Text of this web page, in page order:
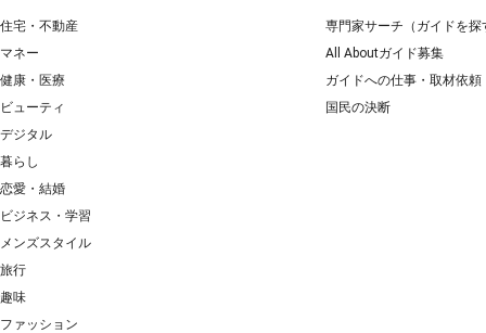
住宅・不動産
マネー
健康・医療
ビューティ
デジタル
暮らし
恋愛・結婚
ビジネス・学習
メンズスタイル
旅行
趣味
ファッション
専門家サーチ（ガイドを探
All Aboutガイド募集
ガイドへの仕事・取材依頼
国民の決断